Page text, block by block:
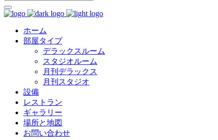
ホーム
部屋タイプ
デラックスルーム
スタジオルーム
月刊デラックス
月刊スタジオ
設備
レストラン
ギャラリー
場所と地図
お問い合わせ